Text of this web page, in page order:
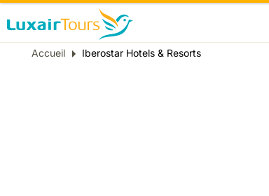
Fil
Accueil Iberostar Hotels & Resorts